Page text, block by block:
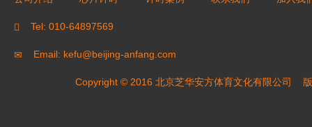
Tel: 010-64897569
Email: kefu@beijing-anfang.com
Copyright © 2016 北京芝华安方体育文化有限公司